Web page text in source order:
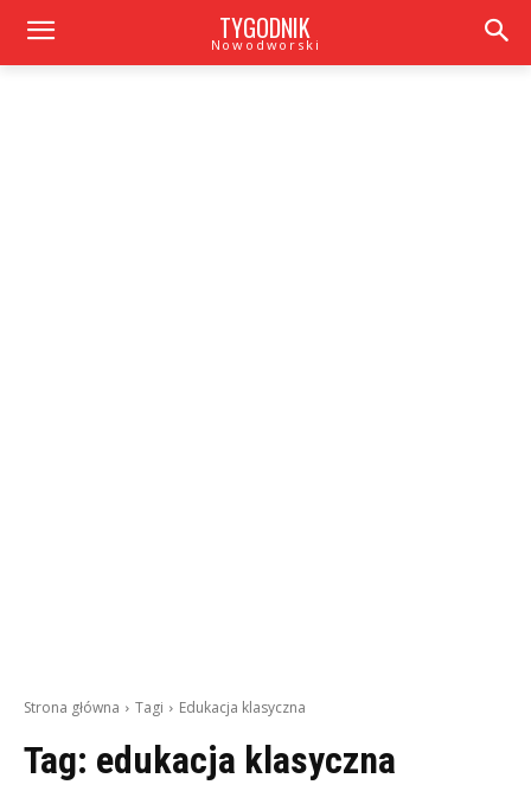
TYGODNIK
Nowodworski
Strona główna Tagi Edukacja klasyczna
Tag: edukacja klasyczna